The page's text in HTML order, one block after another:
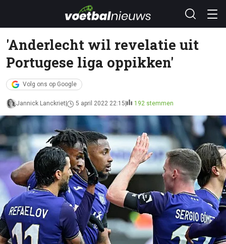
'Anderlecht wil revelatie uit
Portugese liga oppikken'
Volg ons op Google
Jannick Lanckriet 5 april 2022 22:15 192 stemmen